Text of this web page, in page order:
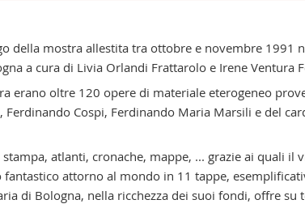
della mostra allestita tra ottobre e novembre 1991
a cura di Livia Orlandi Frattarolo e Irene Ventura
erano oltre 120 opere di materiale eterogeneo
Ferdinando Cospi, Ferdinando Maria Marsili e del
atlanti, cronache, mappe, ... grazie ai quali il
fantastico attorno al mondo in 11 tappe,
di Bologna, nella ricchezza dei suoi fondi, offre su